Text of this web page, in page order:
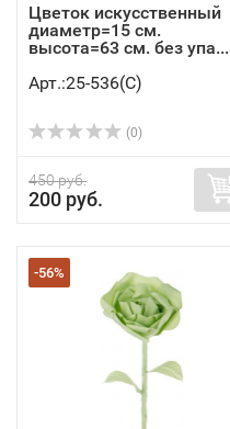
Цветок искусственный
диаметр=15 см.
высота=63 см. без упа...
Арт.:25-536(C)
(0)
450 руб.
200 руб.
-56%